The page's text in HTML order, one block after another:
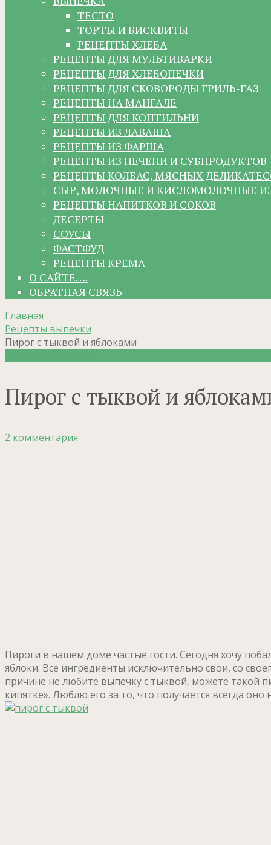
ТЕСТО
ТОРТЫ И БИСКВИТЫ
РЕЦЕПТЫ ХЛЕБА
РЕЦЕПТЫ ДЛЯ МУЛЬТИВАРКИ
РЕЦЕПТЫ ДЛЯ ХЛЕБОПЕЧКИ
РЕЦЕПТЫ ДЛЯ СКОВОРОДЫ ГРИЛЬ-ГАЗ
РЕЦЕПТЫ НА МАНГАЛЕ
РЕЦЕПТЫ ДЛЯ КОПТИЛЬНИ
РЕЦЕПТЫ ИЗ ЛАВАША
РЕЦЕПТЫ ИЗ ФАРША
РЕЦЕПТЫ ИЗ ПЕЧЕНИ И СУБПРОДУКТОВ
РЕЦЕПТЫ КОЛБАС, МЯСНЫХ
СЫР, МОЛОЧНЫЕ И КИСЛОМОЛОЧНЫЕ
РЕЦЕПТЫ НАПИТКОВ И СОКОВ
ДЕСЕРТЫ
СОУСЫ
ФАСТФУД
РЕЦЕПТЫ КРЕМА
О САЙТЕ….
ОБРАТНАЯ СВЯЗЬ
Главная
Рецепты выпечки
Пирог с тыквой и яблоками
Пирог с тыквой и
2 комментария
Пироги в нашем доме частые гости. Сегодня хочу
яблоки. Все ингредиенты исключительно свои, со
причине не любите выпечку с тыквой, можете такой
кипятке». Люблю его за то, что получается всегда